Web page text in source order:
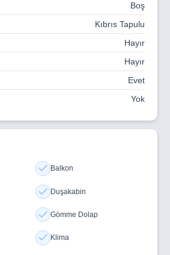
Boş
Kıbrıs Tapulu
Hayır
Hayır
Evet
Yok
Balkon
Duşakabin
Gömme Dolap
Klima